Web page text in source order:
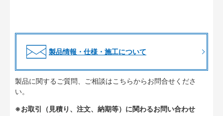
製品情報・仕様・施工について
製品に関するご質問、ご相談はこちらからお問合せくださ
い。
※お取引（見積り、注文、納期等）に関わるお問い合わせ